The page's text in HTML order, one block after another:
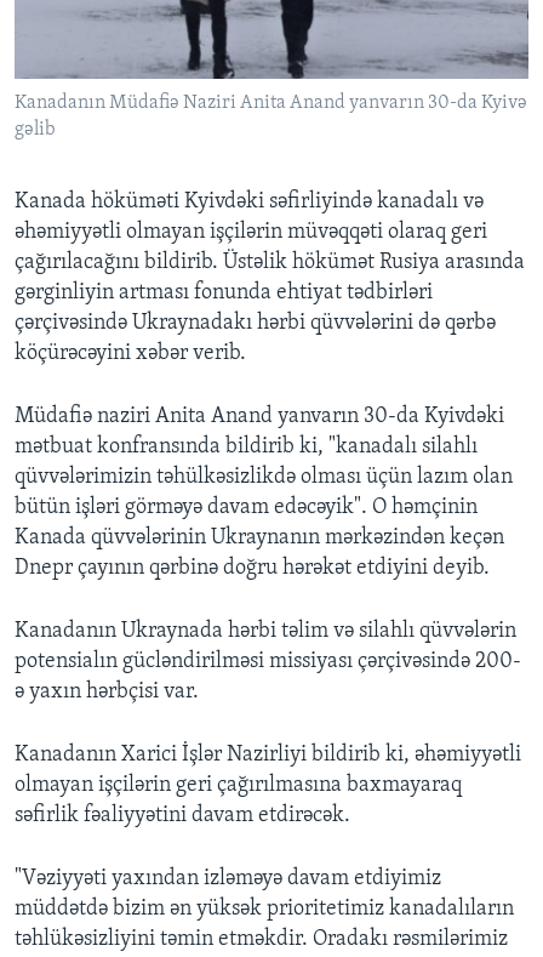
Kanadanın Müdafiə Naziri Anita Anand yanvarın 30-da Kyivə
gəlib
Kanada höküməti Kyivdəki səfirliyində kanadalı və
əhəmiyyətli olmayan işçilərin müvəqqəti olaraq geri
çağırılacağını bildirib. Üstəlik hökümət Rusiya arasında
gərginliyin artması fonunda ehtiyat tədbirləri
çərçivəsində Ukraynadakı hərbi qüvvələrini də qərbə
köçürəcəyini xəbər verib.
Müdafiə naziri Anita Anand yanvarın 30-da Kyivdəki
mətbuat konfransında bildirib ki, "kanadalı silahlı
qüvvələrimizin təhülkəsizlikdə olması üçün lazım olan
bütün işləri görməyə davam edəcəyik". O həmçinin
Kanada qüvvələrinin Ukraynanın mərkəzindən keçən
Dnepr çayının qərbinə doğru hərəkət etdiyini deyib.
Kanadanın Ukraynada hərbi təlim və silahlı qüvvələrin
potensialın gücləndirilməsi missiyası çərçivəsində 200-
ə yaxın hərbçisi var.
Kanadanın Xarici İşlər Nazirliyi bildirib ki, əhəmiyyətli
olmayan işçilərin geri çağırılmasına baxmayaraq
səfirlik fəaliyyətini davam etdirəcək.
"Vəziyyəti yaxından izləməyə davam etdiyimiz
müddətdə bizim ən yüksək prioritetimiz kanadalıların
təhlükəsizliyini təmin etməkdir. Oradakı rəsmilərimiz